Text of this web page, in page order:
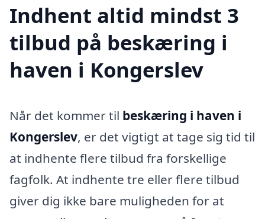
Indhent altid mindst 3
tilbud på beskæring i
haven i Kongerslev
Når det kommer til beskæring i haven i
Kongerslev, er det vigtigt at tage sig tid til
at indhente flere tilbud fra forskellige
fagfolk. At indhente tre eller flere tilbud
giver dig ikke bare muligheden for at